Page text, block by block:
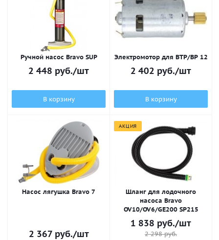
Ручной насос Bravo SUP
2 448 руб./шт
В корзину
Электромотор для BTP/BP 12
2 402 руб./шт
В корзину
Насос лягушка Bravo 7
2 367руб./шт
АКЦИЯ
Шланг для лодочного
насоса Bravo
OV10/OV6/GE200 SP215
1 838 руб./шт
2 298руб.